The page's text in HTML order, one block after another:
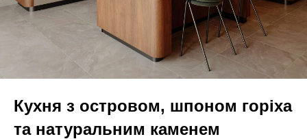
Кухня з островом, шпоном горіха
та натуральним каменем